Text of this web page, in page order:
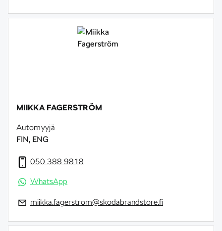
MIIKKA FAGERSTRÖM
Automyyjä
FIN, ENG
050 388 9818
WhatsApp
miikka.fagerstrom@skodabrandstore.fi